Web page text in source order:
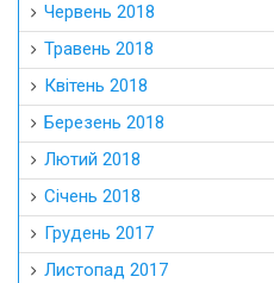
Червень 2018
Травень 2018
Квітень 2018
Березень 2018
Лютий 2018
Січень 2018
Грудень 2017
Листопад 2017